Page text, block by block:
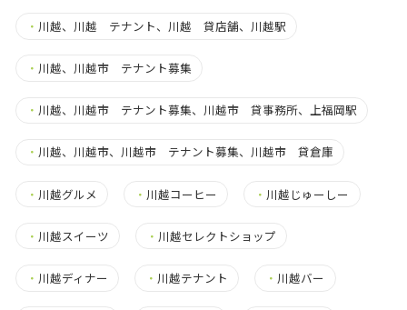
・ 川越、川越 テナント、川越 貸店舗、川越駅
・ 川越、川越市 テナント募集
・ 川越、川越市 テナント募集、川越市 貸事務所、上福岡駅
・ 川越、川越市、川越市 テナント募集、川越市 貸倉庫
・ 川越グルメ ・ 川越コーヒー ・ 川越じゅーしー
・ 川越スイーツ ・ 川越セレクトショップ
・ 川越ディナー ・ 川越テナント ・ 川越バー